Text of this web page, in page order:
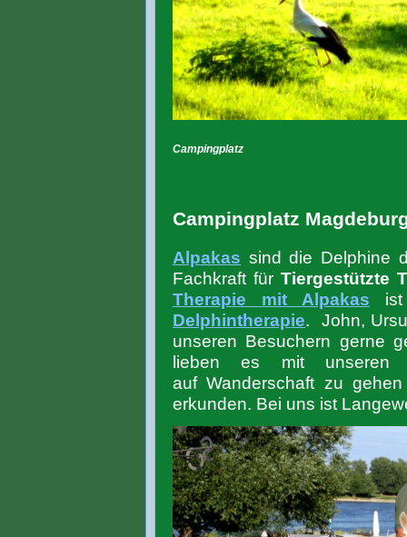
Campingplatz
Campingplatz
Alpakas sind die Delphine
Fachkraft für Tiergestützte
Therapie mit Alpakas ist
Delphintherapie. John,
unseren Besuchern gerne
lieben es mit unseren
auf Wanderschaft zu
erkunden. Bei uns ist